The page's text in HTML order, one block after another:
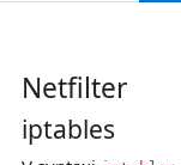
Netfilter
iptables